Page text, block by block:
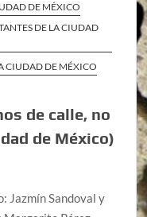
DE MÉXICO
DE LA CIUDAD
CIUDAD DE MÉXICO
de calle, no
de México)
Jazmín Sandoval y